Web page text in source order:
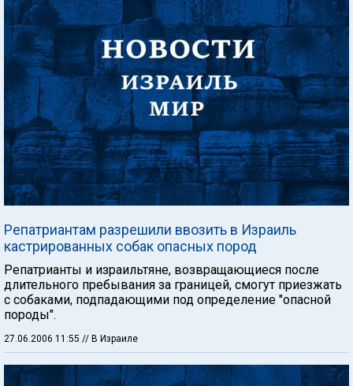
Репатриантам разрешили ввозить в Израиль
кастрированных собак опасных пород
Репатрианты и израильтяне, возвращающиеся после
длительного пребывания за границей, смогут приезжать
с собаками, подпадающими под определение "опасной
породы".
27.06.2006 11:55 // В Израиле